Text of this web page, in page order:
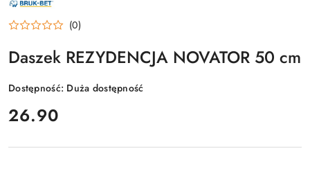
PRODUCENTA:
BRUK-
BET (0)
Daszek REZYDENCJA NOVATOR 50 cm
Dostępność: Duża dostępność
cena:
26.90